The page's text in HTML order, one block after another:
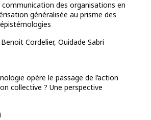
des organisations en
généralisée au prisme des
Cordelier, Ouidade Sabri
opère le passage de l’action
collective ? Une perspective